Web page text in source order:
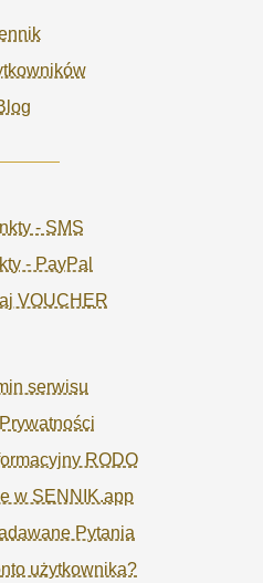
- SMS
- PayPal
VOUCHER
serwisu
RODO
w SENNIK.app
Pytania
użytkownika?